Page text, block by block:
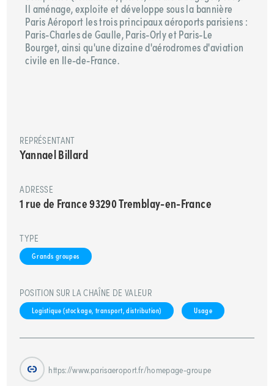
Il aménage, exploite et développe sous la bannière
Paris Aéroport les trois principaux aéroports parisiens :
Paris-Charles de Gaulle, Paris-Orly et Paris-Le
Bourget, ainsi qu'une dizaine d'aérodromes d'aviation
civile en Ile-de-France.
REPRÉSENTANT
Yannael Billard
ADRESSE
1 rue de France 93290 Tremblay-en-France
TYPE
Grands groupes
POSITION SUR LA CHAÎNE DE VALEUR
Logistique (stockage, transport, distribution) Usage
https://www.parisaeroport.fr/homepage-groupe